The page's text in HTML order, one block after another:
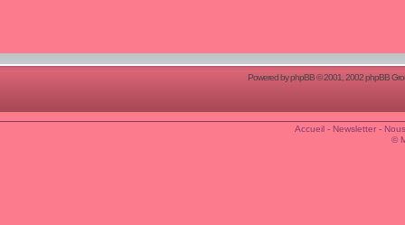
Powered byphpBB© 2001, 2002 phpBB
Accueil- Newsletter-
©